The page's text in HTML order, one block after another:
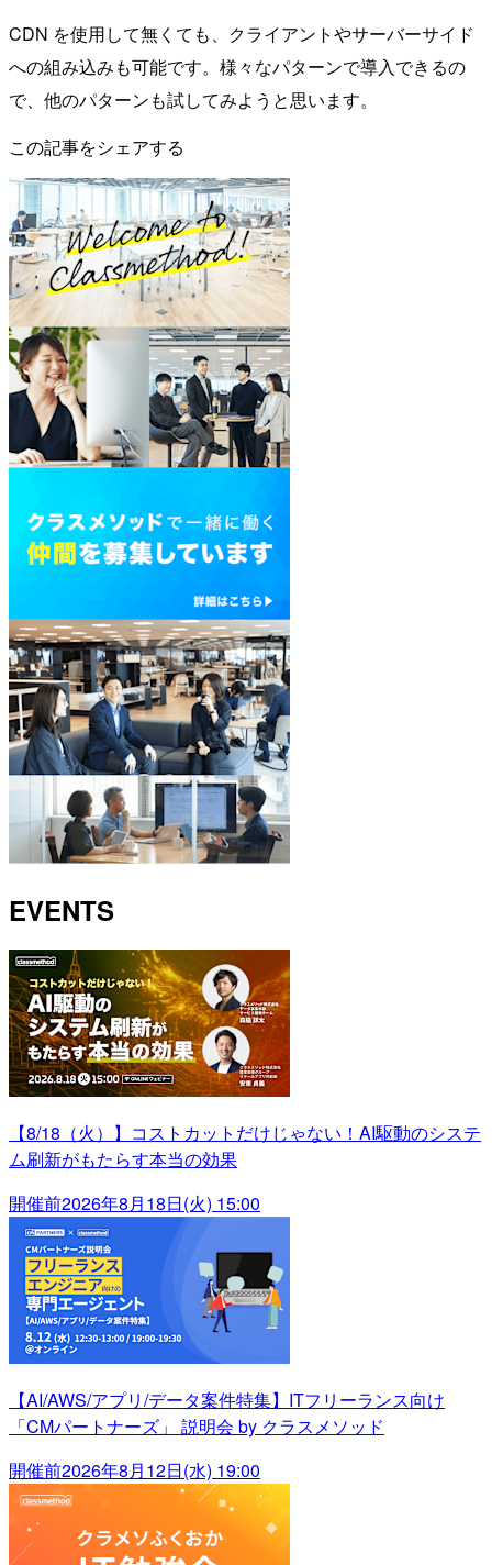
CDN を使用して無くても、クライアントやサーバーサイド
への組み込みも可能です。様々なパターンで導入できるの
で、他のパターンも試してみようと思います。
この記事をシェアする
EVENTS
【8/18（火）】コストカットだけじゃない！AI駆動のシステ
ム刷新がもたらす本当の効果
開催前2026年8月18日(火) 15:00
【AI/AWS/アプリ/データ案件特集】ITフリーランス向け
「CMパートナーズ」 説明会 by クラスメソッド
開催前2026年8月12日(水) 19:00